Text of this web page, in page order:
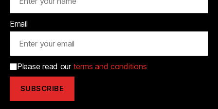
Email
Please read our terms and conditions